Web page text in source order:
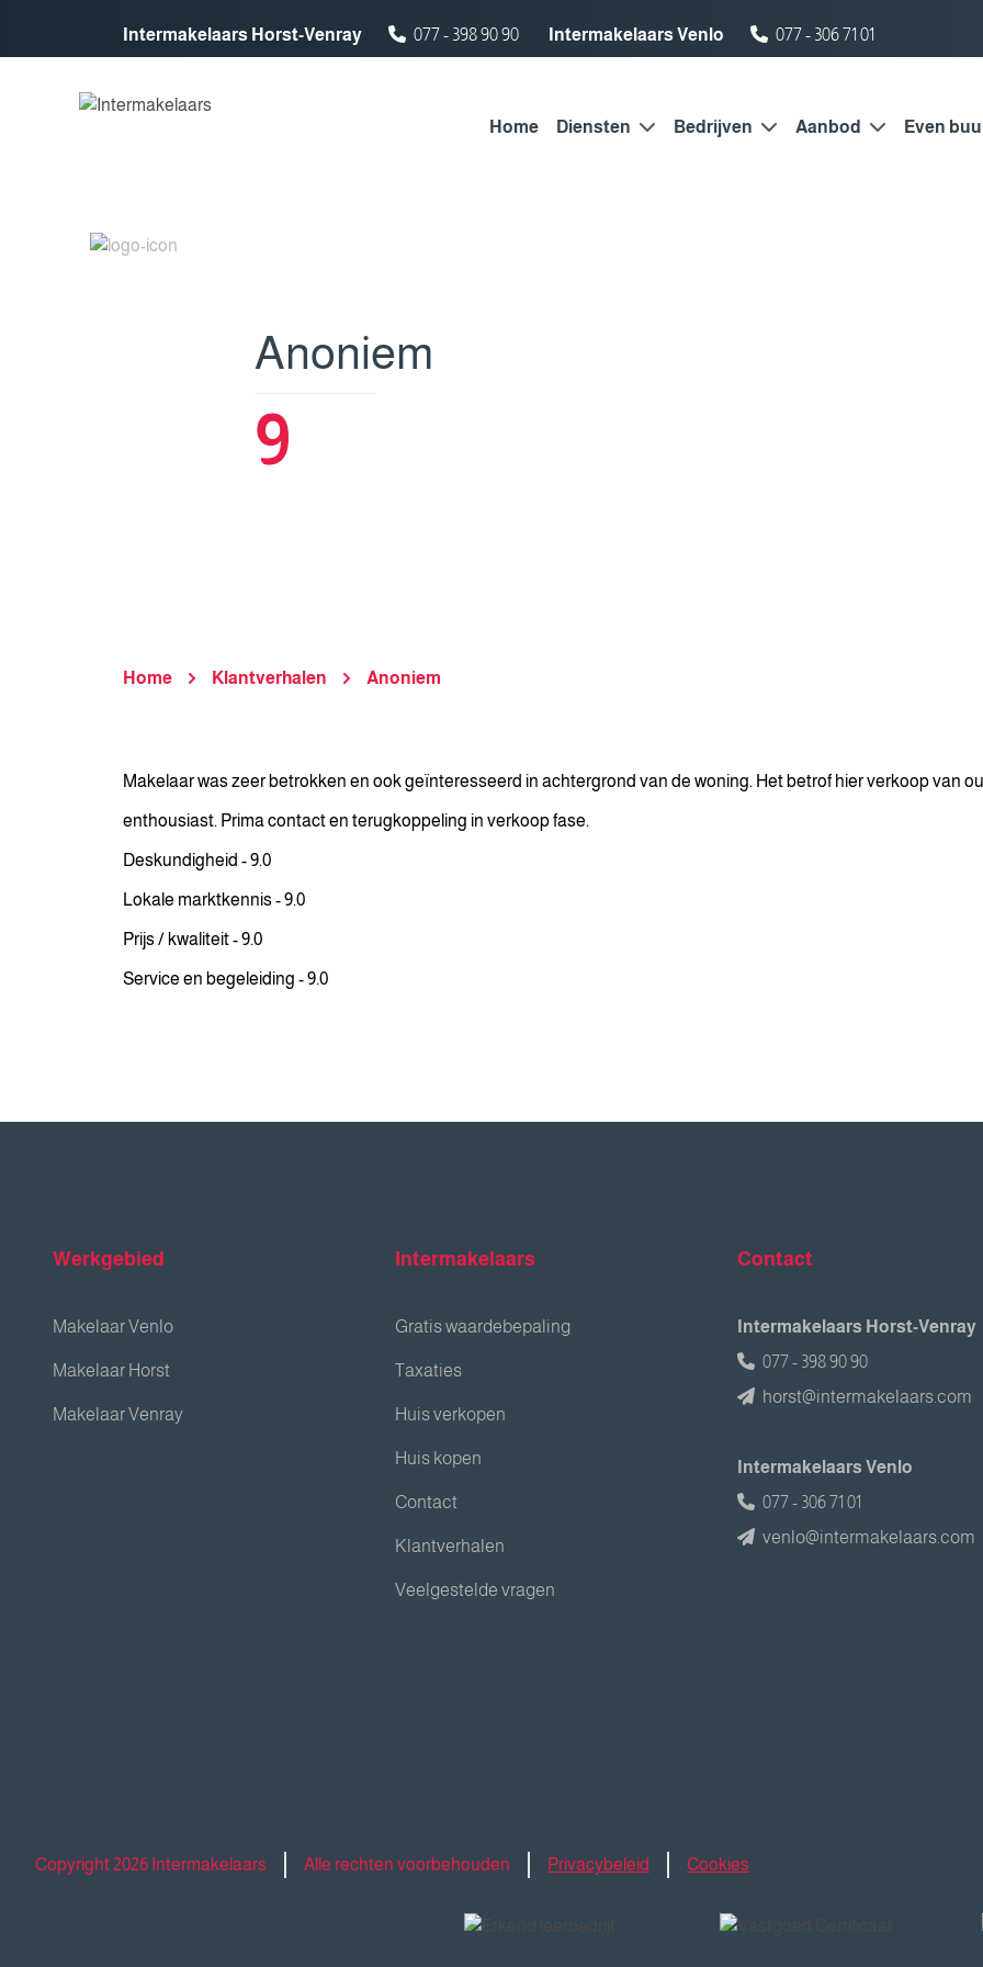
Intermakelaars Horst-Venray
077 - 398 90 90 Intermakelaars Venlo 077 - 306 71 01
Home Diensten Bedrijven Aanbod Even
Anoniem
9
Home Klantverhalen Anoniem
Makelaar was zeer betrokken en ook geïnteresseerd in achtergrond van de woning. Het betrof hier verkoop van
enthousiast. Prima contact en terugkoppeling in verkoop fase.
Deskundigheid - 9.0
Lokale marktkennis - 9.0
Prijs / kwaliteit - 9.0
Service en begeleiding - 9.0
Werkgebied
Makelaar Venlo
Makelaar Horst
Makelaar Venray
Intermakelaars
Gratis waardebepaling
Taxaties
Huis verkopen
Huis kopen
Contact
Klantverhalen
Veelgestelde vragen
Contact
Intermakelaars Horst-Venray
077 - 398 90 90
horst@intermakelaars.com
Intermakelaars Venlo
077 - 306 71 01
venlo@intermakelaars.com
Copyright 2026 Intermakelaars Alle rechten voorbehouden Privacybeleid Cookies